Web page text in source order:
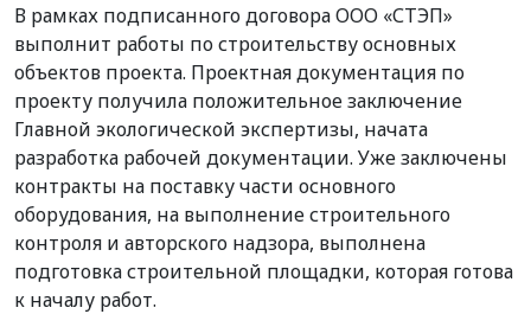
В рамках подписанного договора ООО «СТЭП»
выполнит работы по строительству основных
объектов проекта. Проектная документация по
проекту получила положительное заключение
Главной экологической экспертизы, начата
разработка рабочей документации. Уже заключены
контракты на поставку части основного
оборудования, на выполнение строительного
контроля и авторского надзора, выполнена
подготовка строительной площадки, которая готова
к началу работ.